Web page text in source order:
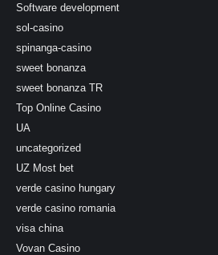
Software development
sol-casino
spinanga-casino
sweet bonanza
sweet bonanza TR
Top Online Casino
UA
uncategorized
UZ Most bet
verde casino hungary
verde casino romania
visa china
Vovan Casino